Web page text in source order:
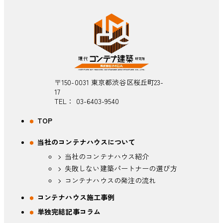
〒150-0031 東京都渋谷区桜丘町23-
17
TEL： 03-6403-9540
TOP
当社のコンテナハウスについて
当社のコンテナハウス紹介
失敗しない建築パートナーの選び方
コンテナハウスの発注の流れ
コンテナハウス施工事例
単独完結記事コラム